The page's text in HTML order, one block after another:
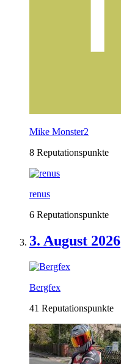
Mike Monster2
8 Reputationspunkte
renus
6 Reputationspunkte
3. August 2026
Bergfex
41 Reputationspunkte